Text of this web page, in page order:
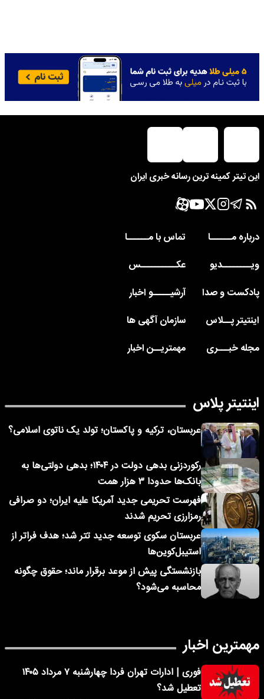
این تیتر کمینه ترین رسانه خبری ایران
درباره مــــــا
تماس با مــــــا
ویــــــــدیو
عکــــــــــس
پادکست و صدا
آرشیـــــو اخبار
اینتیتر پــلاس
سازمان آگهی ها
مجله خبـــری
مهمتریــن اخبار
اینتیتر پلاس
عربستان، ترکیه و پاکستان؛ تولد یک ناتوی اسلامی؟
رکوردزنی بدهی دولت در ۱۴۰۴؛ بدهی دولتی‌ها به
بانک‌ها حدودا ۳ هزار همت
فهرست تحریمی جدید آمریکا علیه ایران؛ دو صرافی
رمزارزی تحریم شدند
عربستان سکوی توسعه جدید تتر شد؛ هدف فراتر از
استیبل‌کوین‌ها
بازنشستگی پیش از موعد برقرار ماند؛ حقوق چگونه
محاسبه می‌شود؟
مهمترین اخبار
فوری | ادارات تهران فردا چهارشنبه ۷ مرداد ۱۴۰۵
تعطیل شد؟